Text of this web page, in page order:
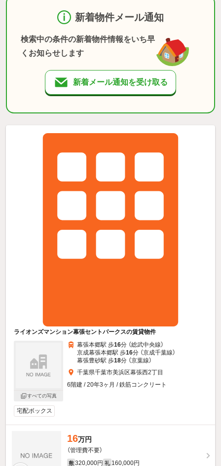
新着物件メール通知
検索中の条件の新着物件情報をいち早
くお知らせします
新着メール通知を受け取る
ライオンズマンション幕張セントパークスの賃貸物件
すべての写真
幕張本郷駅 歩16分 （総武中央線）
京成幕張本郷駅 歩16分 （京成千葉線）
幕張豊砂駅 歩18分 （京葉線）
千葉県千葉市美浜区幕張西2丁目
6階建 / 20年3ヶ月 / 鉄筋コンクリート
宅配ボックス
16万円
（管理費不要）
敷 320,000円 礼 160,000円